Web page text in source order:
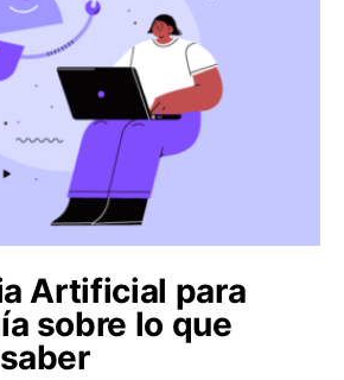
Artificial para
sobre lo que